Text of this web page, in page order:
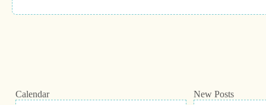
Calendar New Posts